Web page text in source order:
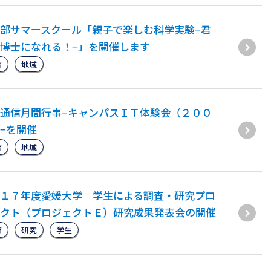
サマースクール「親子で楽しむ科学実験−君
士になれる！−」を開催します
地域
信月間行事−キャンパスＩＴ体験会（２００
を開催
地域
７年度愛媛大学 学生による調査・研究プロ
ト（プロジェクトＥ）研究成果発表会の開催
研究 学生